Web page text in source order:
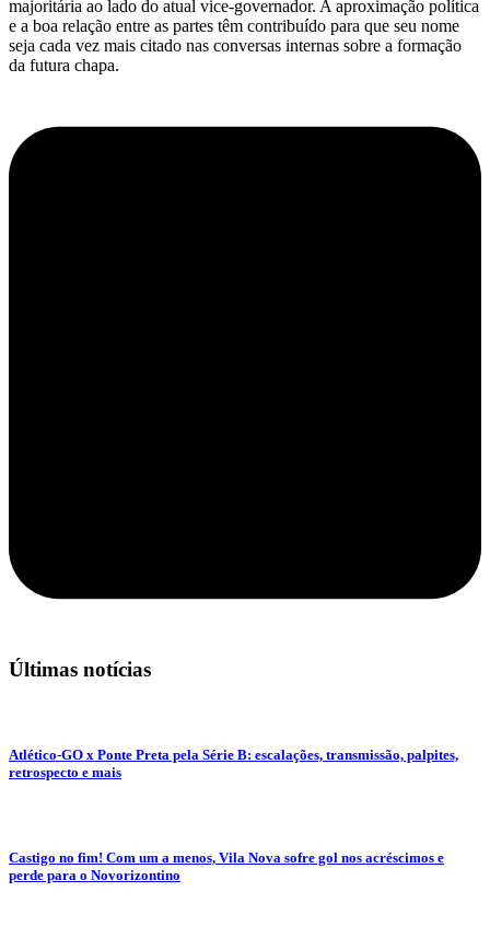
majoritária ao lado do atual vice-governador. A aproximação política
e a boa relação entre as partes têm contribuído para que seu nome
seja cada vez mais citado nas conversas internas sobre a formação
da futura chapa.
Últimas notícias
Atlético-GO x Ponte Preta pela Série B: escalações, transmissão, palpites,
retrospecto e mais
Castigo no fim! Com um a menos, Vila Nova sofre gol nos acréscimos e
perde para o Novorizontino